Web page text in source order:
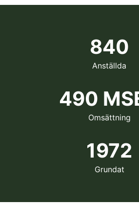
840
Anställda
490
Omsättning
1972
Grundat